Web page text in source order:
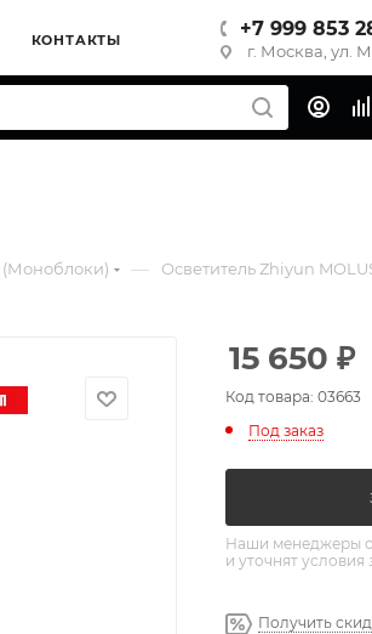
КОНТАКТЫ
+7 999 853
г. Москва, ул.
(Моноблоки) — Осветитель Zhiyun
15 650 ₽
Код товара: 03663
Под заказ
Наши менеджеры
и уточнят условия
Получить